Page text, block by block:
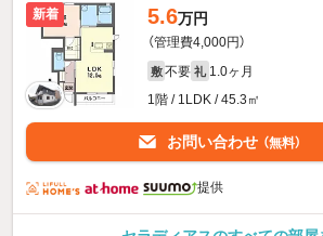
新着 5.6万円
（管理費4,000円）
敷 不要 礼 1.0ヶ月
1階 / 1LDK / 45.3㎡
お問い合わせ （無料）
提供